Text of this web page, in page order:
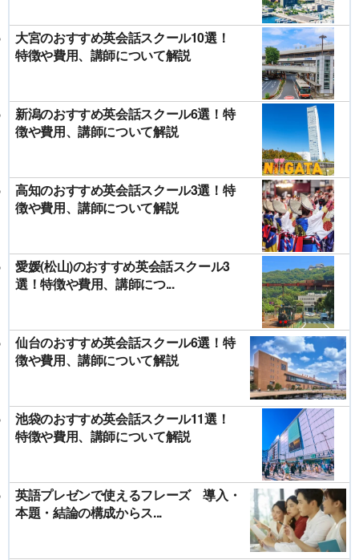
大宮のおすすめ英会話スクール10選！
特徴や費用、講師について解説
新潟のおすすめ英会話スクール6選！特
徴や費用、講師について解説
高知のおすすめ英会話スクール3選！特
徴や費用、講師について解説
愛媛(松山)のおすすめ英会話スクール3
選！特徴や費用、講師につ...
仙台のおすすめ英会話スクール6選！特
徴や費用、講師について解説
池袋のおすすめ英会話スクール11選！
特徴や費用、講師について解説
英語プレゼンで使えるフレーズ 導入・
本題・結論の構成からス...